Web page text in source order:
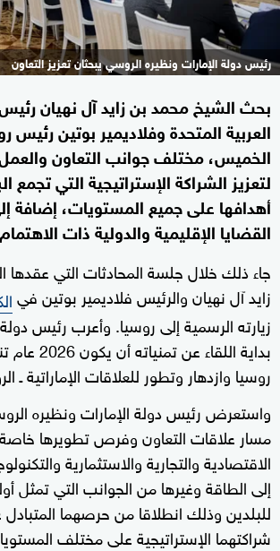
رئيس دولة الإمارات ونظيره الروسي يبحثان تعزيز التعاون
بحث الشيخ محمد بن زايد آل نهيان رئيس
العربية المتحدة وفلاديمير بوتين رئيس
الخميس، مختلف جوانب التعاون
لتعزيز الشراكة الإستراتيجية التي تجمع
أهدافها على جميع المستويات، إضافة
القضايا الإقليمية والدولية ذات
جاء ذلك خلال جلسة المحادثات التي
زايد آل نهيان والرئيس فلاديمير بوتين في
زيارته الرسمية إلى روسيا. وأعرب رئيس
بداية
روسيا وازدهار وتطور للعلاقات الإماراتية ـ
واستعرض رئيس دولة الإمارات ونظيره
مسار علاقات التعاون وفرص تطويرها
الاقتصادية والتجارية والاستثمارية
إلى الطاقة وغيرها من الجوانب التي تمثل
للبلدين وذلك انطلاقا من حرصهما
شراكتهما الإستراتيجية على مختلف